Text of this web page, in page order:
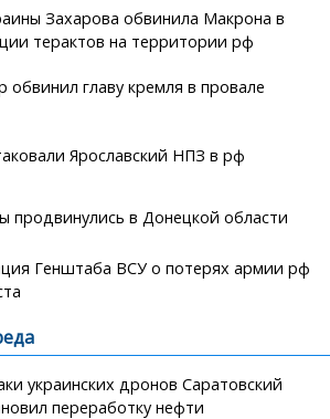
Захарова обвинила Макрона в
терактов на территории рф
обвинил главу кремля в провале
Ярославский НПЗ в рф
продвинулись в Донецкой области
Генштаба ВСУ о потерях армии рф
украинских дронов Саратовский
переработку нефти